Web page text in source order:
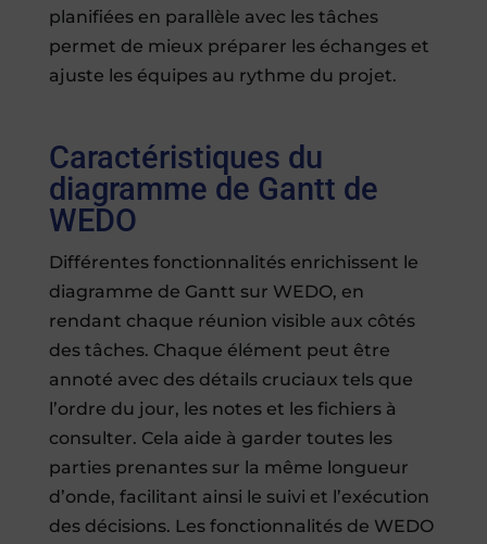
planifiées en parallèle avec les tâches
permet de mieux préparer les échanges et
ajuste les équipes au rythme du projet.
Caractéristiques du
diagramme de Gantt de
WEDO
Différentes fonctionnalités enrichissent le
diagramme de Gantt sur WEDO, en
rendant chaque réunion visible aux côtés
des tâches. Chaque élément peut être
annoté avec des détails cruciaux tels que
l’ordre du jour, les notes et les fichiers à
consulter. Cela aide à garder toutes les
parties prenantes sur la même longueur
d’onde, facilitant ainsi le suivi et l’exécution
des décisions. Les fonctionnalités de WEDO